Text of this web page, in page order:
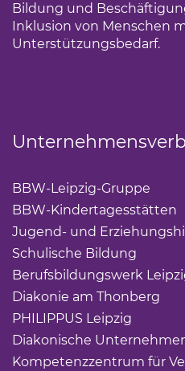
Bildung und
Inklusion von Menschen
Unterstützungsbedarf.
BBW-Leipzig-Gruppe
BBW-Kindertagesstätten
Jugend- und
Schulische Bildung
Berufsbildungswerk
Diakonie am Thonberg
PHILIPPUS Leipzig
Diakonische
Kompetenzzentrum für